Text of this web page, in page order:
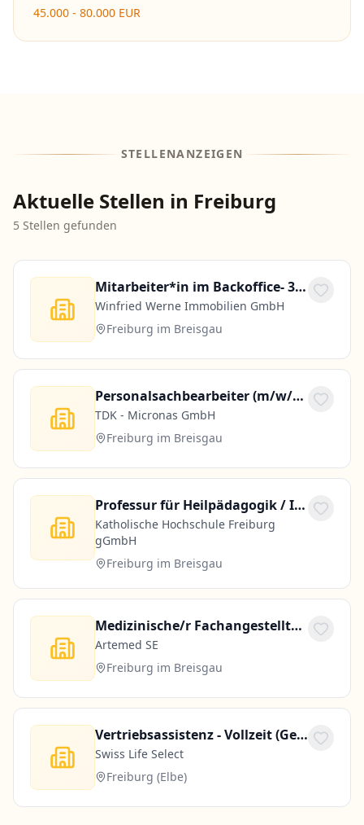
die Zukunft und gehören zu den bestbezahlten
45.000 - 80.000 EUR
STELLENANZEIGEN
Aktuelle Stellen in Freiburg
5 Stellen gefunden
Mitarbeiter*in im Backoffice- 30 Std. pro Woche
Winfried Werne Immobilien GmbH
Freiburg im Breisgau
Personalsachbearbeiter (m/w/d) - in Teilzeit
TDK - Micronas GmbH
Freiburg im Breisgau
Professur für Heilpädagogik / Inclusive Education (75 %)
Katholische Hochschule Freiburg
gGmbH
Freiburg im Breisgau
Medizinische/r Fachangestellte/r (MFA) (m/w/d) für die Anmeldung der Endoskopie
Artemed SE
Freiburg im Breisgau
Vertriebsassistenz - Vollzeit (German Speaking)
Swiss Life Select
Freiburg (Elbe)